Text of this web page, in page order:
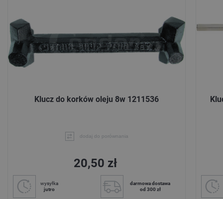
Klucz do korków oleju 8w 1211536
dodaj do porównania
20,50 zł
wysyłka
jutro
darmowa dostawa
od 300 zł